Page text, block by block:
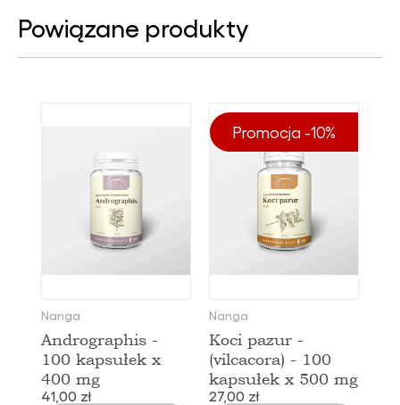
Powiązane produkty
Nanga
Andrographis -
100 kapsułek x
400 mg
41,00 zł
Promocja -10%
Nanga
Koci pazur -
(vilcacora) - 100
kapsułek x 500 mg
27,00 zł